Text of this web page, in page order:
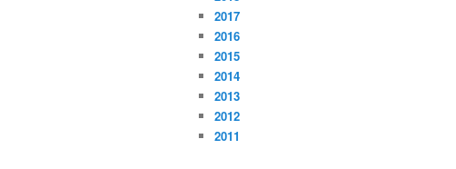
2017
2016
2015
2014
2013
2012
2011